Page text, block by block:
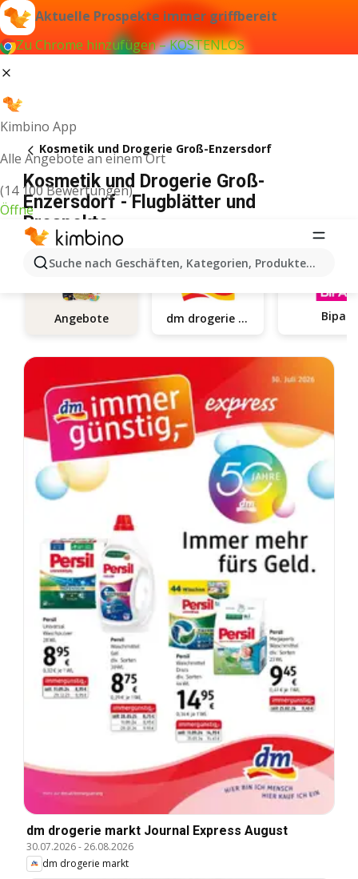
Aktuelle Prospekte immer griffbereit
Zu Chrome hinzufügen – KOSTENLOS
Kimbino App
Alle Angebote an einem Ort
(14 100 Bewertungen)
Öffne
Suche nach Geschäften, Kategorien, Produkten...
Kosmetik und Drogerie Groß-Enzersdorf
Kosmetik und Drogerie Groß-
Enzersdorf - Flugblätter und
Prospekte
Angebote dm drogerie markt Bipa
dm drogerie markt Journal Express August
30.07.2026-26.08.2026
dm drogerie markt